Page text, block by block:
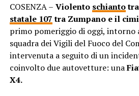
COSENZA – Violento schiantotra
statale 107tra Zumpano e il
primo pomeriggio di oggi, intorno
squadra dei Vigili del Fuoco del
intervenuta a seguito di un
coinvolto due autovetture: una
X4.